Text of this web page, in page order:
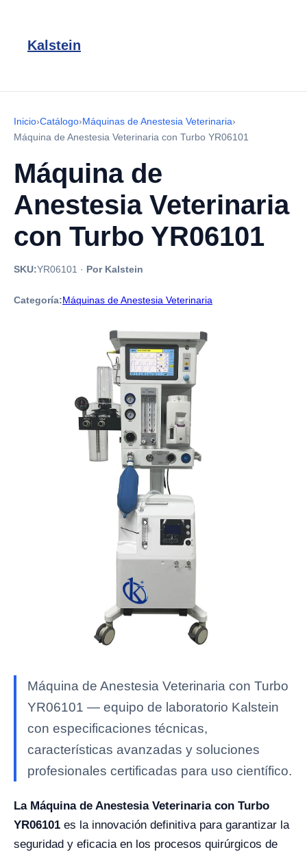
Kalstein
Inicio›Catálogo›Máquinas de Anestesia Veterinaria›
Máquina de Anestesia Veterinaria con Turbo YR06101
Máquina de
Anestesia Veterinaria
con Turbo YR06101
SKU:YR06101 · Por Kalstein
Categoría:Máquinas de Anestesia Veterinaria
Máquina de Anestesia Veterinaria con Turbo
YR06101 — equipo de laboratorio Kalstein
con especificaciones técnicas,
características avanzadas y soluciones
profesionales certificadas para uso científico.
La Máquina de Anestesia Veterinaria con Turbo
YR06101 es la innovación definitiva para garantizar la
seguridad y eficacia en los procesos quirúrgicos de